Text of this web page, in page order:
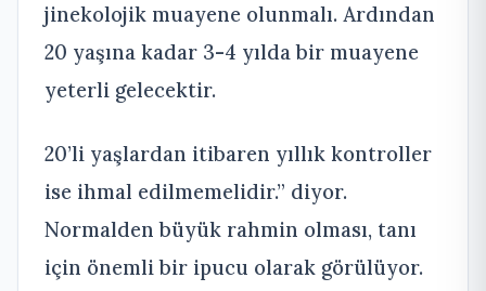
jinekolojik muayene olunmalı. Ardından
20 yaşına kadar 3-4 yılda bir muayene
yeterli gelecektir.
20’li yaşlardan itibaren yıllık kontroller
ise ihmal edilmemelidir.” diyor.
Normalden büyük rahmin olması, tanı
için önemli bir ipucu olarak görülüyor.